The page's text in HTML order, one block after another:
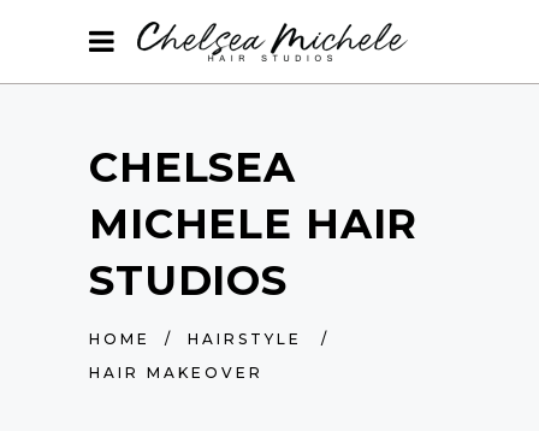
CHELSEA
MICHELE HAIR
STUDIOS
HOME / HAIRSTYLE
/
HAIR MAKEOVER